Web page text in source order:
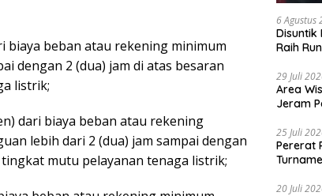
biaya beban atau rekening minimum
dengan 2 (dua) jam di atas besaran
listrik;
dari biaya beban atau rekening
lebih dari 2 (dua) jam sampai dengan
mutu pelayanan tenaga listrik;
6 Agustus
Disuntik
Raih
29 Juli
Area
Jeram
25 Juli
Pererat
20 Juli